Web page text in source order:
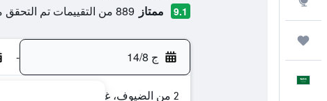
9.1 ممتاز 889 من التقييمات تم التحقق منها
ج 14/8 -
2 من الضيوف، غرفة واحدة